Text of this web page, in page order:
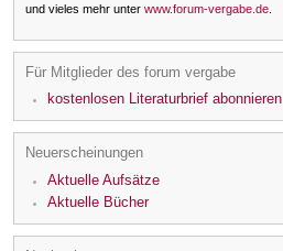
und vieles mehr unter www.forum-vergabe.de
Für Mitglieder des forum vergabe
kostenlosen Literaturbrief abonnieren
Neuerscheinungen
Aktuelle Aufsätze
Aktuelle Bücher